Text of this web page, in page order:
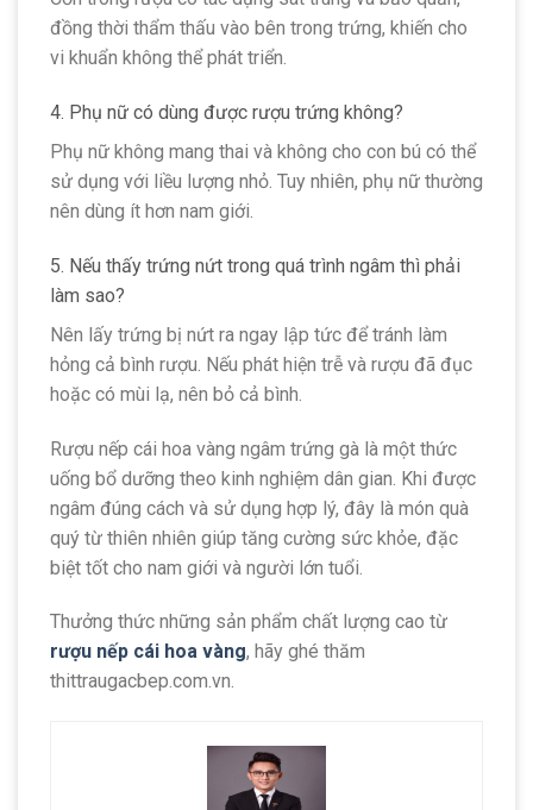
đồng thời thẩm thấu vào bên trong trứng, khiến cho
vi khuẩn không thể phát triển.
4. Phụ nữ có dùng được rượu trứng không?
Phụ nữ không mang thai và không cho con bú có thể
sử dụng với liều lượng nhỏ. Tuy nhiên, phụ nữ thường
nên dùng ít hơn nam giới.
5. Nếu thấy trứng nứt trong quá trình ngâm thì phải
làm sao?
Nên lấy trứng bị nứt ra ngay lập tức để tránh làm
hỏng cả bình rượu. Nếu phát hiện trễ và rượu đã đục
hoặc có mùi lạ, nên bỏ cả bình.
Rượu nếp cái hoa vàng ngâm trứng gà là một thức
uống bổ dưỡng theo kinh nghiệm dân gian. Khi được
ngâm đúng cách và sử dụng hợp lý, đây là món quà
quý từ thiên nhiên giúp tăng cường sức khỏe, đặc
biệt tốt cho nam giới và người lớn tuổi.
Thưởng thức những sản phẩm chất lượng cao từ
rượu nếp cái hoa vàng, hãy ghé thăm
thittraugacbep.com.vn.